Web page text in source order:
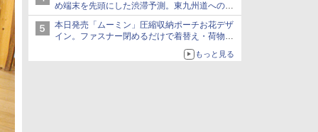
め端末を先頭にした渋滞予測。東九州道への迂
回は料金調整を実施
本日発売「ムーミン」圧縮収納ポーチお花デザ
イン。ファスナー閉めるだけで着替え・荷物が
もっと見る